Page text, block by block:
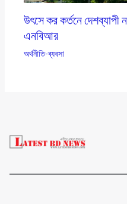
উৎসে কর কর্তনে দেশব্যাপী
এনবিআর
অর্থনীতি-ব্যবসা